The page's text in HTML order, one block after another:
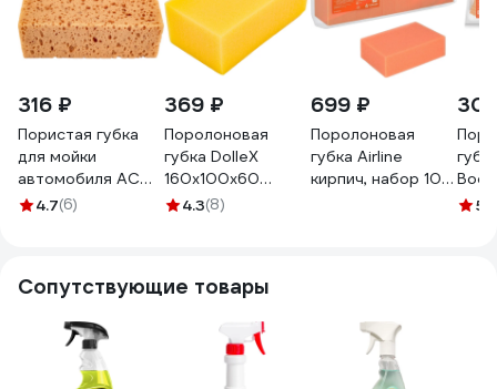
316 ₽
Пористая губка
для мойки
автомобиля ACG
200x130x70 мм,
4.7(6)
369 ₽
Поролоновая
губка DolleX
160х100х60
Кирпич GBA-11
4.3(8)
699 ₽
Поролоновая
губка Airline
кирпич, набор 10
AB-
5
Сопутствующие товары